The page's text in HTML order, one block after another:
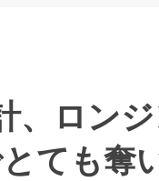
、ロン
ても奪